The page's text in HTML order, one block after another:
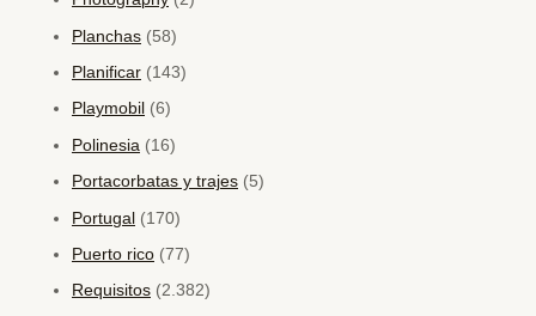
Planchas (58)
Planificar (143)
Playmobil (6)
Polinesia (16)
Portacorbatas y trajes (5)
Portugal (170)
Puerto rico (77)
Requisitos (2.382)